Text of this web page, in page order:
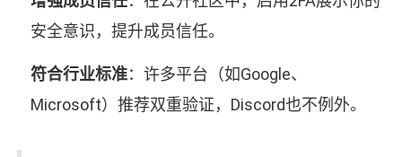
安全意识，提升成员信任。
符合行业标准：许多平台（如Google、
Microsoft）推荐双重验证，Discord也不例外。